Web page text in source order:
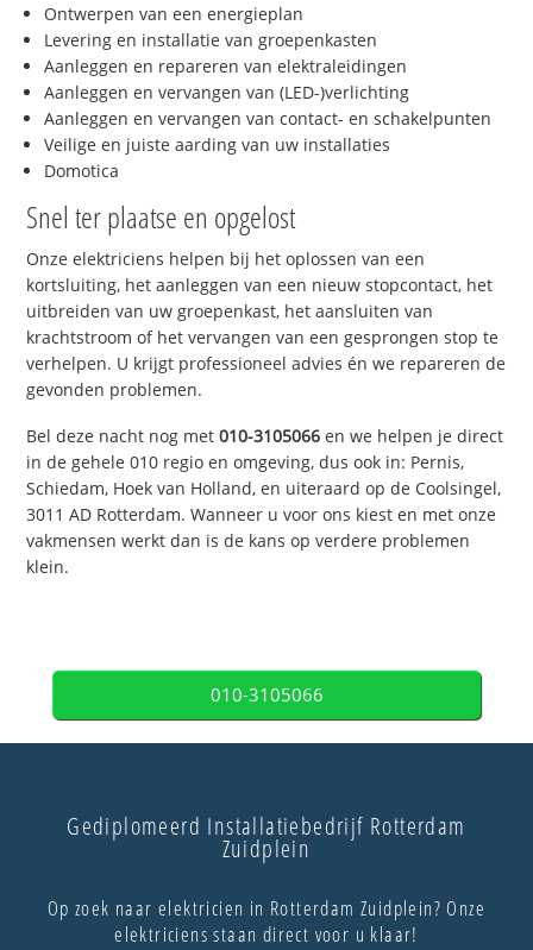
Ontwerpen van een energieplan
Levering en installatie van groepenkasten
Aanleggen en repareren van elektraleidingen
Aanleggen en vervangen van (LED-)verlichting
Aanleggen en vervangen van contact- en schakelpunten
Veilige en juiste aarding van uw installaties
Domotica
Snel ter plaatse en opgelost
Onze elektriciens helpen bij het oplossen van een
kortsluiting, het aanleggen van een nieuw stopcontact, het
uitbreiden van uw groepenkast, het aansluiten van
krachtstroom of het vervangen van een gesprongen stop te
verhelpen. U krijgt professioneel advies én we repareren de
gevonden problemen.
Bel deze nacht nog met010-3105066 en we helpen je direct
in de gehele 010 regio en omgeving, dus ook in: Pernis,
Schiedam, Hoek van Holland, en uiteraard op de Coolsingel,
3011 AD Rotterdam. Wanneer u voor ons kiest en met onze
vakmensen werkt dan is de kans op verdere problemen
klein.
010-3105066
Gediplomeerd Installatiebedrijf Rotterdam
Zuidplein
Op zoek naar elektricien in Rotterdam Zuidplein? Onze
elektriciens staan direct voor u klaar!